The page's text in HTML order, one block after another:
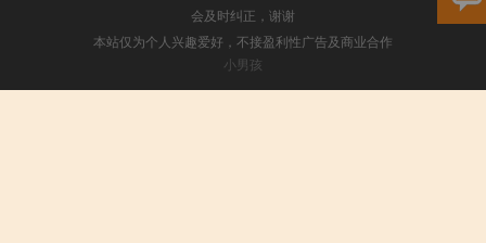
会及时纠正，谢谢
本站仅为个人兴趣爱好，不接盈利性广告及商业合作
小男孩